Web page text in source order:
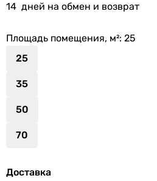
14 дней на обмен и возврат
Площадь помещения, м²: 25
25
35
50
70
Доставка